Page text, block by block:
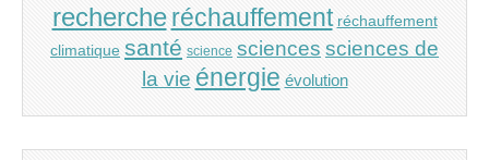
recherche réchauffement réchauffement
climatique santé science sciences sciences de
la vie énergie évolution